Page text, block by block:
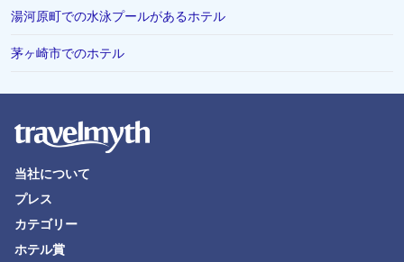
湯河原町での水泳プールがあるホテル
茅ヶ崎市でのホテル
当社について
プレス
カテゴリー
ホテル賞